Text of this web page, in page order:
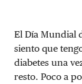
El Día Mundial
siento que
diabetes una
resto. Poco a